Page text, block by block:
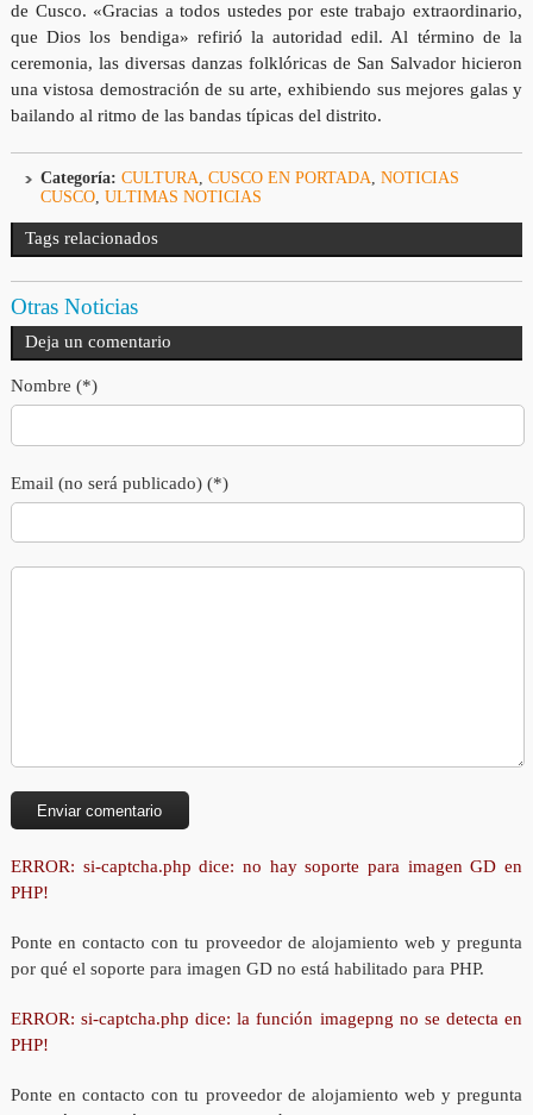
de Cusco. «Gracias a todos ustedes por este trabajo extraordinario,
que Dios los bendiga» refirió la autoridad edil. Al término de la
ceremonia, las diversas danzas folklóricas de San Salvador hicieron
una vistosa demostración de su arte, exhibiendo sus mejores galas y
bailando al ritmo de las bandas típicas del distrito.
Categoría: CULTURA, CUSCO EN PORTADA, NOTICIAS
CUSCO, ULTIMAS NOTICIAS
Tags relacionados
Otras Noticias
Deja un comentario
Nombre (*)
Email (no será publicado) (*)
ERROR: si-captcha.php dice: no hay soporte para imagen GD en
PHP!
Ponte en contacto con tu proveedor de alojamiento web y pregunta
por qué el soporte para imagen GD no está habilitado para PHP.
ERROR: si-captcha.php dice: la función imagepng no se detecta en
PHP!
Ponte en contacto con tu proveedor de alojamiento web y pregunta